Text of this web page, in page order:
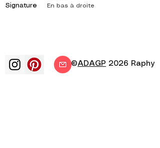
Signature
En bas à droite
©ADAGP 2026 Raphy